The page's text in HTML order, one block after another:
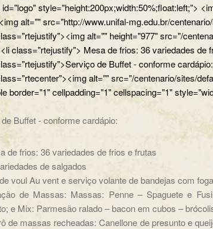
id="logo" style="height:200px;width:50%;float:left;">
alt="" src="http://www.unifal-mg.edu.br/
alt="" height="977" src="/
class="rtejustify"> Mesa de frios: 36 variedades
de Buffet - conforme
alt="" src="/centenario/sites/
border="1" cellpadding="1" cellspacing="1"
Buffet - conforme cardápio:
de frios: 36 variedades de frios e frutas
de salgados
voul Au vent e serviço volante de bandejas com
de Massas: Massas: Penne – Spaguete e
e Mix: Parmesão ralado – bacon em cubos –
de massas recheadas: Canellone de presunto e